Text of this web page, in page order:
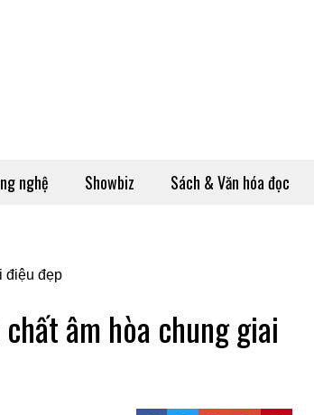
nghệ Showbiz Sách & Văn hóa đọc
âm hòa chung giai